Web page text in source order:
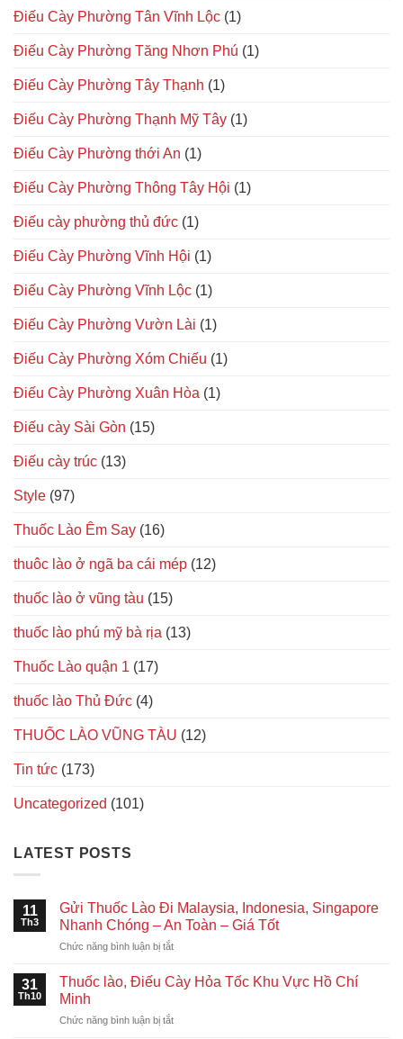
Điếu Cày Phường Tân Vĩnh Lộc (1)
Điếu Cày Phường Tăng Nhơn Phú (1)
Điếu Cày Phường Tây Thạnh (1)
Điếu Cày Phường Thạnh Mỹ Tây (1)
Điếu Cày Phường thới An (1)
Điếu Cày Phường Thông Tây Hội (1)
Điếu cày phường thủ đức (1)
Điếu Cày Phường Vĩnh Hội (1)
Điếu Cày Phường Vĩnh Lộc (1)
Điếu Cày Phường Vườn Lài (1)
Điếu Cày Phường Xóm Chiếu (1)
Điếu Cày Phường Xuân Hòa (1)
Điếu cày Sài Gòn (15)
Điếu cày trúc (13)
Style (97)
Thuốc Lào Êm Say (16)
thuôc lào ở ngã ba cái mép (12)
thuốc lào ở vũng tàu (15)
thuốc lào phú mỹ bà rịa (13)
Thuốc Lào quận 1 (17)
thuốc lào Thủ Đức (4)
THUỐC LÀO VŨNG TÀU (12)
Tin tức (173)
Uncategorized (101)
LATEST POSTS
11
Th3
Gửi Thuốc Lào Đi Malaysia, Indonesia, Singapore
Nhanh Chóng – An Toàn – Giá Tốt
Chức năng bình luận bị tắtở
Thuốc
Lào
Malaysia,
31
Th10
Thuốc lào, Điếu Cày Hỏa Tốc Khu Vực Hồ Chí
Minh
Chức năng bình luận bị tắtở